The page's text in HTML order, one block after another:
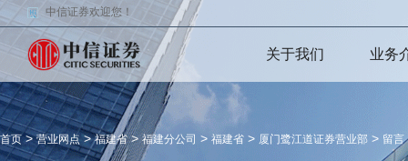
中信证券欢迎您！
关于我们 业务
首页>营业网点>福建省> 福建分公司 > 福建省 > 厦门鹭江道证券营业部 > 留言